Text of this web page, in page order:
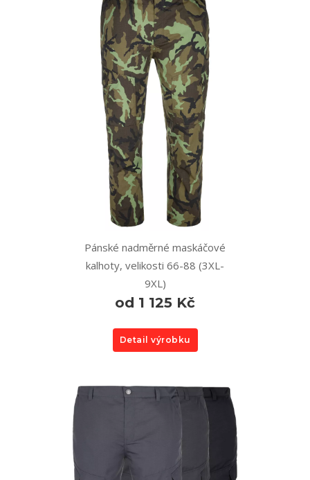
Pánské nadměrné maskáčové
kalhoty, velikosti 66-88 (3XL-
9XL)
od 1 125 Kč
Detail výrobku